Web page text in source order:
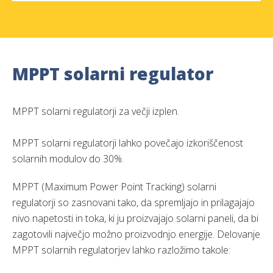
MPPT solarni regulator
MPPT solarni regulatorji za večji izplen.
MPPT solarni regulatorji lahko povečajo izkoriščenost
solarnih modulov do 30%.
MPPT (Maximum Power Point Tracking) solarni
regulatorji so zasnovani tako, da spremljajo in prilagajajo
nivo napetosti in toka, ki ju proizvajajo solarni paneli, da bi
zagotovili največjo možno proizvodnjo energije. Delovanje
MPPT solarnih regulatorjev lahko razložimo takole: